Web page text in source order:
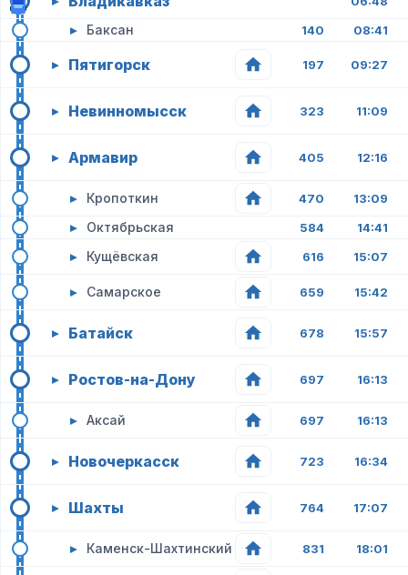
▸ Баксан 140 08:41
▸ Пятигорск 197 09:27
▸ Невинномысск 323 11:09
▸ Армавир 405 12:16
▸ Кропоткин 470 13:09
▸ Октябрьская 584 14:41
▸ Кущёвская 616 15:07
▸ Самарское 659 15:42
▸ Батайск 678 15:57
▸ Ростов-на-Дону 697 16:13
▸ Аксай 697 16:13
▸ Новочеркасск 723 16:34
▸ Шахты 764 17:07
▸ Каменск-Шахтинский 831 18:01